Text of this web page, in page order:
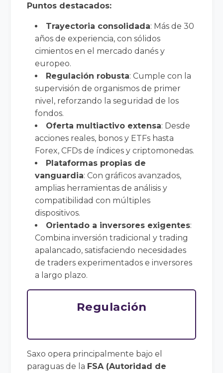
Puntos destacados:
Trayectoria consolidada: Más de 30
años de experiencia, con sólidos
cimientos en el mercado danés y
europeo.
Regulación robusta: Cumple con la
supervisión de organismos de primer
nivel, reforzando la seguridad de los
fondos.
Oferta multiactivo extensa: Desde
acciones reales, bonos y ETFs hasta
Forex, CFDs de índices y criptomonedas.
Plataformas propias de
vanguardia: Con gráficos avanzados,
amplias herramientas de análisis y
compatibilidad con múltiples
dispositivos.
Orientado a inversores exigentes:
Combina inversión tradicional y trading
apalancado, satisfaciendo necesidades
de traders experimentados e inversores
a largo plazo.
Regulación
Saxo opera principalmente bajo el
paraguas de la FSA (Autoridad de